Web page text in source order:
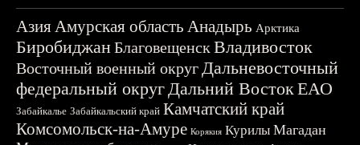
АзияАмурская область Анадырь Арктика
БиробиджанБлаговещенскВладивосток
Восточный военный округДальневосточный
федеральный округДальний ВостокЕАО
Забайкалье Забайкальский край Камчатский край
Комсомольск-на-Амуре Корякия Курилы Магадан